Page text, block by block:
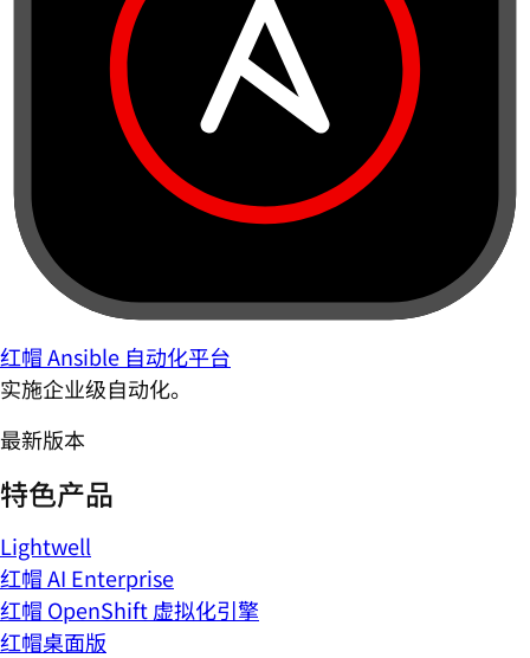
红帽 Ansible 自动化平台
实施企业级自动化。
最新版本
特色产品
Lightwell
红帽 AI Enterprise
红帽 OpenShift 虚拟化引擎
红帽桌面版